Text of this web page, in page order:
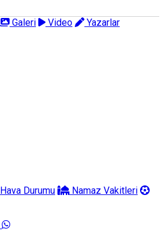
Galeri Video
Yazarlar
Hava Durumu
Namaz Vakitleri